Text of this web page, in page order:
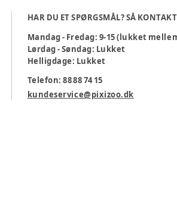
HAR DU ET SPØRGSMÅL? SÅ
Mandag - Fredag: 9-15 (lukket
Lørdag - Søndag: Lukket
Helligdage: Lukket
Telefon: 88 88 74 15
kundeservice@pixizoo.dk